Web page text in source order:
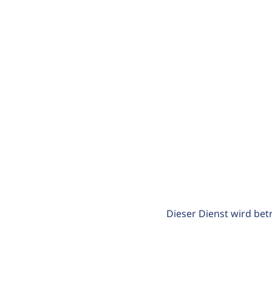
Dieser Dienst wird